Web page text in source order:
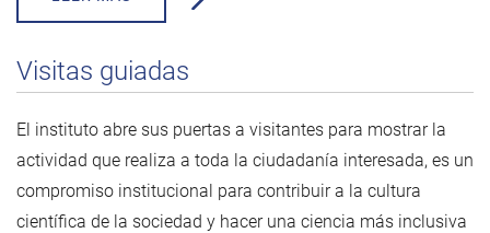
Visitas guiadas
El instituto abre sus puertas a visitantes para mostrar la
actividad que realiza a toda la ciudadanía interesada, es un
compromiso institucional para contribuir a la cultura
científica de la sociedad y hacer una ciencia más inclusiva